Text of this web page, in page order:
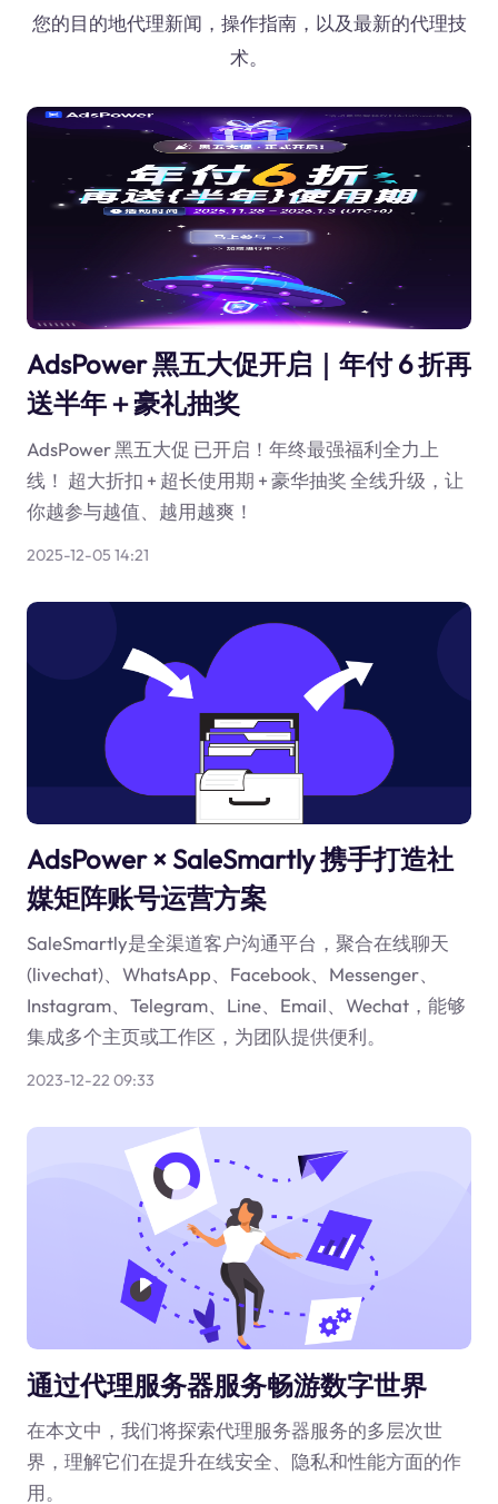
您的目的地代理新闻，操作指南，以及最新的代理技
术。
AdsPower 黑五大促开启｜年付 6 折再
送半年＋豪礼抽奖
AdsPower 黑五大促 已开启！年终最强福利全力上
线！ 超大折扣 + 超长使用期 + 豪华抽奖 全线升级，让
你越参与越值、越用越爽！
2025-12-05 14:21
AdsPower × SaleSmartly 携手打造社
媒矩阵账号运营方案
SaleSmartly是全渠道客户沟通平台，聚合在线聊天
(livechat)、WhatsApp、Facebook、Messenger、
Instagram、Telegram、Line、Email、Wechat，能够
集成多个主页或工作区，为团队提供便利。
2023-12-22 09:33
通过代理服务器服务畅游数字世界
在本文中，我们将探索代理服务器服务的多层次世
界，理解它们在提升在线安全、隐私和性能方面的作
用。